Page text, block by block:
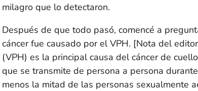
milagro que lo detectaron.
Después de que todo pasó, comencé a
cáncer fue causado por el VPH. [Nota del
(VPH) es la principal causa del cáncer de
que se transmite de persona a persona
menos la mitad de las personas sexualmente